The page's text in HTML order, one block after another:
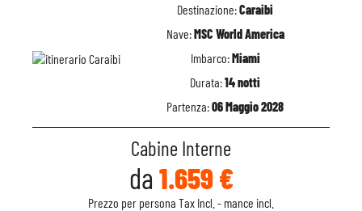
Destinazione:Caraibi
Nave:MSC World America
Imbarco:Miami
Durata:14 notti
Partenza:06 Maggio 2028
Cabine Interne
da 1.659 €
Prezzo per persona Tax Incl. - mance incl.